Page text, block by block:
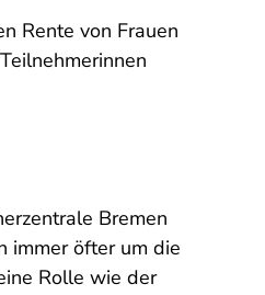
Rente von Frauen
Bremen
immer öfter um die
Rolle wie der